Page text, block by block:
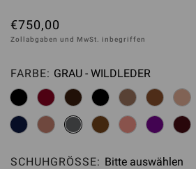
€750,00
Zollabgaben und MwSt. inbegriffen
FARBE: Bitte auswählen
GRAU - WILDLEDER
SCHUHGRÖSSE: Bitte auswählen